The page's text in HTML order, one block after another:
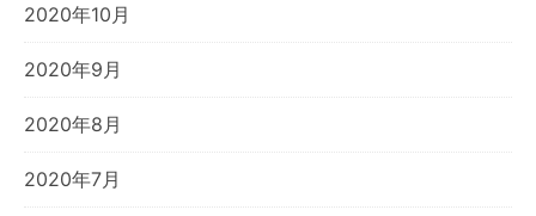
2020年10月
2020年9月
2020年8月
2020年7月